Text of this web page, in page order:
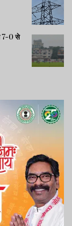
7-0 से